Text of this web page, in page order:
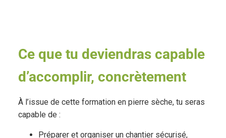
Ce que tu deviendras capable
d’accomplir, concrètement
À l’issue de cette formation en pierre sèche, tu seras
capable de :
Préparer et organiser un chantier sécurisé,